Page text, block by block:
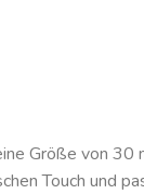
Größe von 30
Touch und